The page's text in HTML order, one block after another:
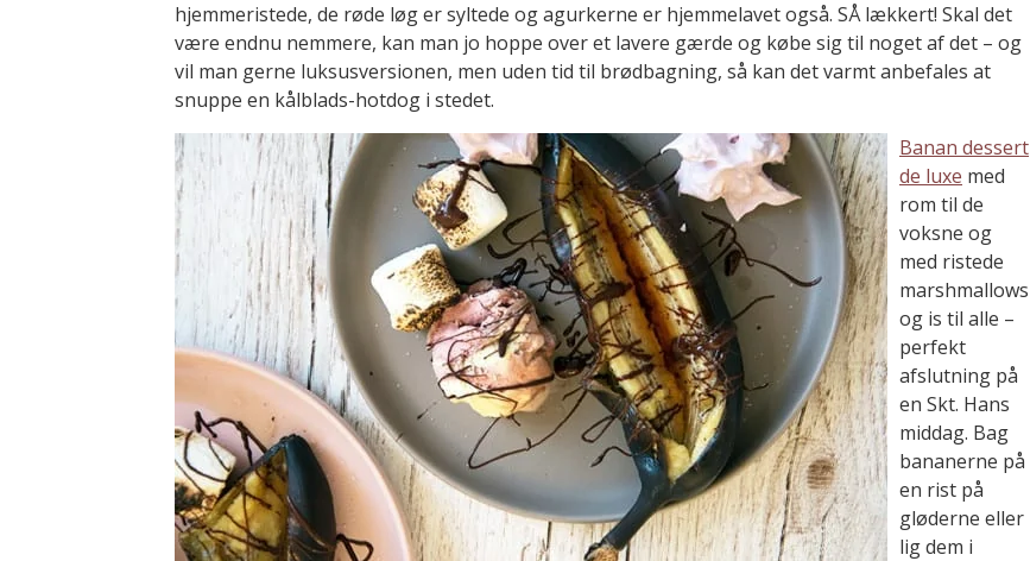
hjemmeristede, de røde løg er syltede og agurkerne er hjemmelavet også. SÅ lækkert! Skal det
være endnu nemmere, kan man jo hoppe over et lavere gærde og købe sig til noget af det – og
vil man gerne luksusversionen, men uden tid til brødbagning, så kan det varmt anbefales at
snuppe en kålblads-hotdog i stedet.
Banan dessert
de luxe med
rom til de
voksne og
med ristede
marshmallows
og is til alle –
perfekt
afslutning på
en Skt. Hans
middag. Bag
bananerne på
en rist på
gløderne eller
lig dem i